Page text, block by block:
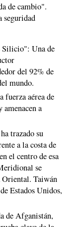
de cambio".
seguridad
Silicio": Una de
del 92% de
mundo.
fuerza aérea de
amenacen a
trazado su
a la costa de
el centro de esa
se
Oriental. Taiwán
Estados Unidos,
de Afganistán,